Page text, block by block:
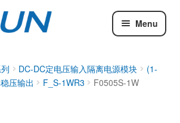
Menu
DC-DC定电压输入隔离电源模块
(1-
压输出
F_S-1WR3 F0505S-1W